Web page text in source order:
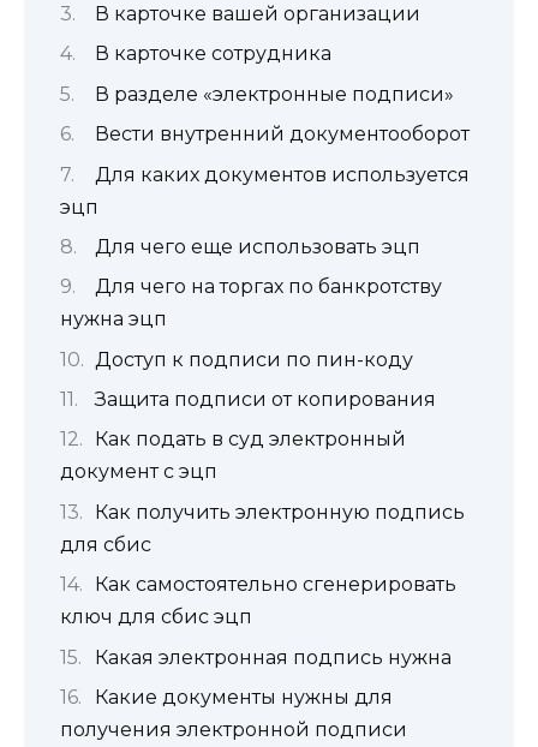
В карточке вашей организации
В карточке сотрудника
В разделе «электронные подписи»
Вести внутренний документооборот
Для каких документов используется
эцп
Для чего еще использовать эцп
Для чего на торгах по банкротству
нужна эцп
Доступ к подписи по пин-коду
Защита подписи от копирования
Как подать в суд электронный
документ с эцп
Как получить электронную подпись
для сбис
Как самостоятельно сгенерировать
ключ для сбис эцп
Какая электронная подпись нужна
Какие документы нужны для
получения электронной подписи